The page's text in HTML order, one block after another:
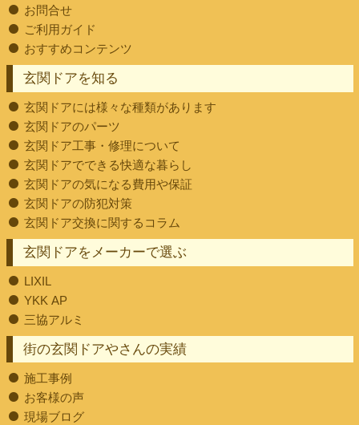
お問合せ
ご利用ガイド
おすすめコンテンツ
街の玄関ドアやさんの実績
施工事例
お客様の声
現場ブログ
玄関ドアを知る
玄関ドアには様々な種類があります
玄関ドアのパーツ
玄関ドア工事・修理について
玄関ドアでできる快適な暮らし
玄関ドアの気になる費用や保証
玄関ドアの防犯対策
玄関ドア交換に関するコラム
玄関ドアをメーカーで選ぶ
LIXIL
YKK AP
三協アルミ